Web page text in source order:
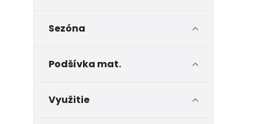
Sezóna
Podšívka mat.
Využitie